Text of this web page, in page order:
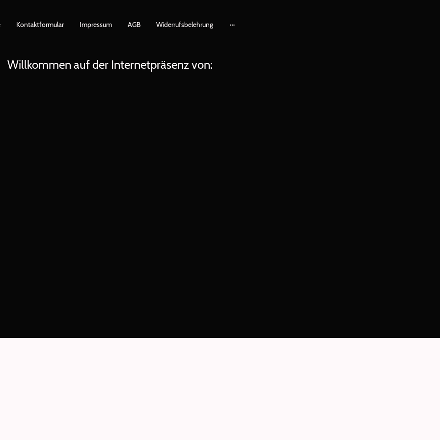
Kontaktformular Impressum AGB Widerrufsbelehrung
Willkommen auf der Internetpräsenz von: